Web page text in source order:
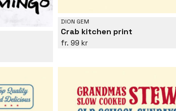
DION GEM
Crab kitchen print
99 kr